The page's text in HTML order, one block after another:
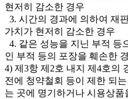
현저히 감소한 경우
3. 시간의 경과에 의하여 재
가치가 현저히 감소한 경우
4. 같은 성능을 지닌 부적 등
인 부적 등의 포장을 훼손한
4) 제3항 제2호 내지 제4호의
전에 청약철회 등이 제한 되
는 곳에 명기하거나 시용상